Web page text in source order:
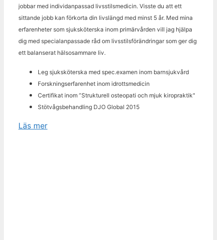
jobbar med individanpassad livsstilsmedicin. Visste du att ett
sittande jobb kan förkorta din livslängd med minst 5 år. Med mina
erfarenheter som sjuksköterska inom primärvården vill jag hjälpa
dig med specialanpassade råd om livsstilsförändringar som ger dig
ett balanserat hälsosammare liv.
Leg sjuksköterska med spec.examen inom barnsjukvård
Forskningserfarenhet inom idrottsmedicin
Certifikat inom ”Strukturell osteopati och mjuk kiropraktik"
Stötvågsbehandling DJO Global 2015
Läs mer